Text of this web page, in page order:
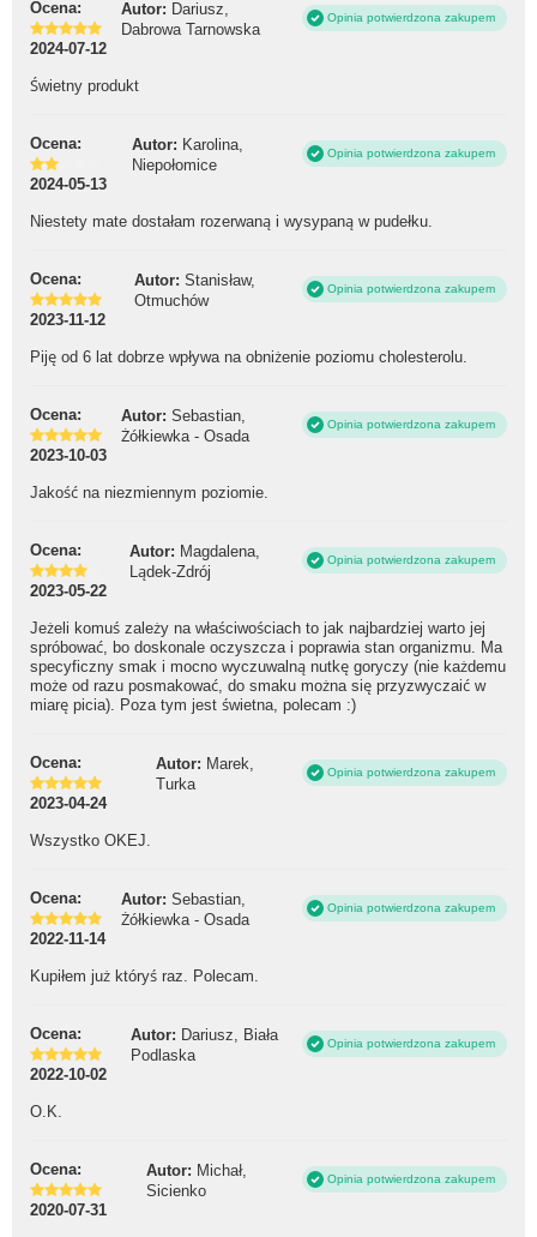
Ocena: Autor: Dariusz,
Dabrowa Tarnowska
Opinia potwierdzona zakupem
2024-07-12
Świetny produkt
Ocena: Autor: Karolina,
Niepołomice
Opinia potwierdzona zakupem
2024-05-13
Niestety mate dostałam rozerwaną i wysypaną w pudełku.
Ocena: Autor: Stanisław,
Otmuchów
Opinia potwierdzona zakupem
2023-11-12
Piję od 6 lat dobrze wpływa na obniżenie poziomu cholesterolu.
Ocena: Autor: Sebastian,
Żółkiewka - Osada
Opinia potwierdzona zakupem
2023-10-03
Jakość na niezmiennym poziomie.
Ocena: Autor: Magdalena,
Lądek-Zdrój
Opinia potwierdzona zakupem
2023-05-22
Jeżeli komuś zależy na właściwościach to jak najbardziej warto jej
spróbować, bo doskonale oczyszcza i poprawia stan organizmu. Ma
specyficzny smak i mocno wyczuwalną nutkę goryczy (nie każdemu
może od razu posmakować, do smaku można się przyzwyczaić w
miarę picia). Poza tym jest świetna, polecam :)
Ocena: Autor: Marek,
Turka
Opinia potwierdzona zakupem
2023-04-24
Wszystko OKEJ.
Ocena: Autor: Sebastian,
Żółkiewka - Osada
Opinia potwierdzona zakupem
2022-11-14
Kupiłem już któryś raz. Polecam.
Ocena: Autor: Dariusz, Biała
Podlaska
Opinia potwierdzona zakupem
2022-10-02
O.K.
Ocena: Autor: Michał,
Sicienko
Opinia potwierdzona zakupem
2020-07-31